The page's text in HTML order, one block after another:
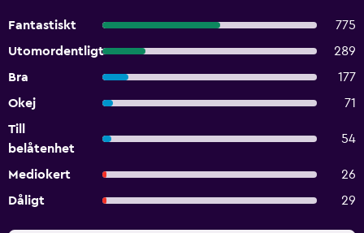
Fantastiskt
775
Utomordentligt
289
Bra
177
Okej
71
Till
belåtenhet
54
Mediokert
26
Dåligt
29